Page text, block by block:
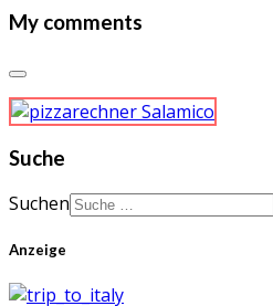
My comments
Suche
Suchen
Anzeige